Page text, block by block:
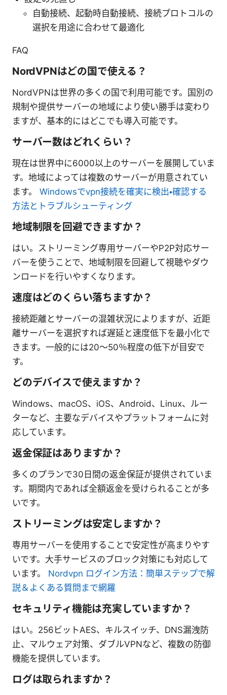
自動接続、起動時自動接続、接続プロトコルの
選択を用途に合わせて最適化
FAQ
NordVPNはどの国で使える？
NordVPNは世界の多くの国で利用可能です。国別の
規制や提供サーバーの地域により使い勝手は変わり
ますが、基本的にはどこでも導入可能です。
サーバー数はどれくらい？
現在は世界中に6000以上のサーバーを展開していま
す。地域によっては複数のサーバーが用意されてい
ます。 Windowsでvpn接続を確実に検出・確認する
方法とトラブルシューティング
地域制限を回避できますか？
はい。ストリーミング専用サーバーやP2P対応サー
バーを使うことで、地域制限を回避して視聴やダウ
ンロードを行いやすくなります。
速度はどのくらい落ちますか？
接続距離とサーバーの混雑状況によりますが、近距
離サーバーを選択すれば遅延と速度低下を最小化で
きます。一般的には20〜50％程度の低下が目安で
す。
どのデバイスで使えますか？
Windows、macOS、iOS、Android、Linux、ルー
ターなど、主要なデバイスやプラットフォームに対
応しています。
返金保証はありますか？
多くのプランで30日間の返金保証が提供されていま
す。期間内であれば全額返金を受けられることが多
いです。
ストリーミングは安定しますか？
専用サーバーを使用することで安定性が高まりやす
いです。大手サービスのブロック対策にも対応して
います。 Nordvpn ログイン方法：簡単ステップで解
説＆よくある質問まで網羅
セキュリティ機能は充実していますか？
はい。256ビットAES、キルスイッチ、DNS漏洩防
止、マルウェア対策、ダブルVPNなど、複数の防御
機能を提供しています。
ログは取られますか？